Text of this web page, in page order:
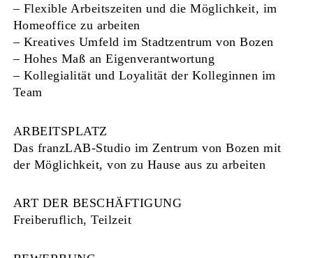
– Flexible Arbeitszeiten und die Möglichkeit, im
Homeoffice zu arbeiten
– Kreatives Umfeld im Stadtzentrum von Bozen
– Hohes Maß an Eigenverantwortung
– Kollegialität und Loyalität der Kolleginnen im
Team
ARBEITSPLATZ
Das franzLAB-Studio im Zentrum von Bozen mit
der Möglichkeit, von zu Hause aus zu arbeiten
ART DER BESCHÄFTIGUNG
Freiberuflich, Teilzeit